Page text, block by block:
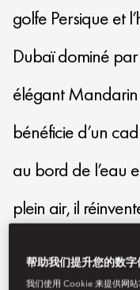
golfe Persique et
Dubaï dominé
élégant
bénéficie d’un
au bord de l’eau
plein air, il
帮助我们提升您的数字
我们使用 Cookie 来提供网